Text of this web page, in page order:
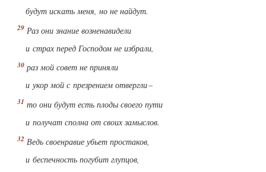
будут искать меня, но не найдут.
Раз они знание возненавидели
и страх перед Господом не избрали,
раз мой совет не приняли
и укор мой с презрением отвергли –
то они будут есть плоды своего пути
и получат сполна от своих замыслов.
Ведь своенравие убьет простаков,
и беспечность погубит глупцов,